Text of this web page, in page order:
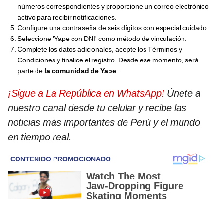
números correspondientes y proporcione un correo electrónico
activo para recibir notificaciones.
Configure una contraseña de seis dígitos con especial cuidado.
Seleccione 'Yape con DNI' como método de vinculación.
Complete los datos adicionales, acepte los Términos y
Condiciones y finalice el registro. Desde ese momento, será
parte de la comunidad de Yape
¡Sigue a La República en WhatsApp! Únete a
nuestro canal desde tu celular y recibe las
noticias más importantes de Perú y el mundo
en tiempo real.